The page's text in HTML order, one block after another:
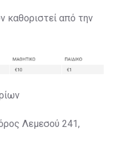
καθοριστεί από την
Λεμεσού 241,